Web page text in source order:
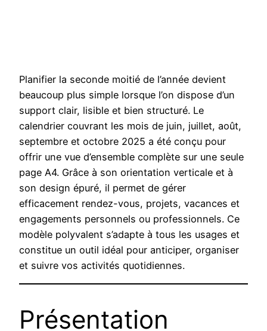
Planifier la seconde moitié de l’année devient
beaucoup plus simple lorsque l’on dispose d’un
support clair, lisible et bien structuré. Le
calendrier couvrant les mois de juin, juillet, août,
septembre et octobre 2025 a été conçu pour
offrir une vue d’ensemble complète sur une seule
page A4. Grâce à son orientation verticale et à
son design épuré, il permet de gérer
efficacement rendez-vous, projets, vacances et
engagements personnels ou professionnels. Ce
modèle polyvalent s’adapte à tous les usages et
constitue un outil idéal pour anticiper, organiser
et suivre vos activités quotidiennes.
Présentation